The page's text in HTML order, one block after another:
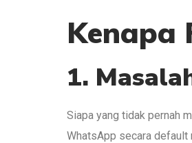
Kenapa
1.
Siapa yang tidak pernah
WhatsApp secara default